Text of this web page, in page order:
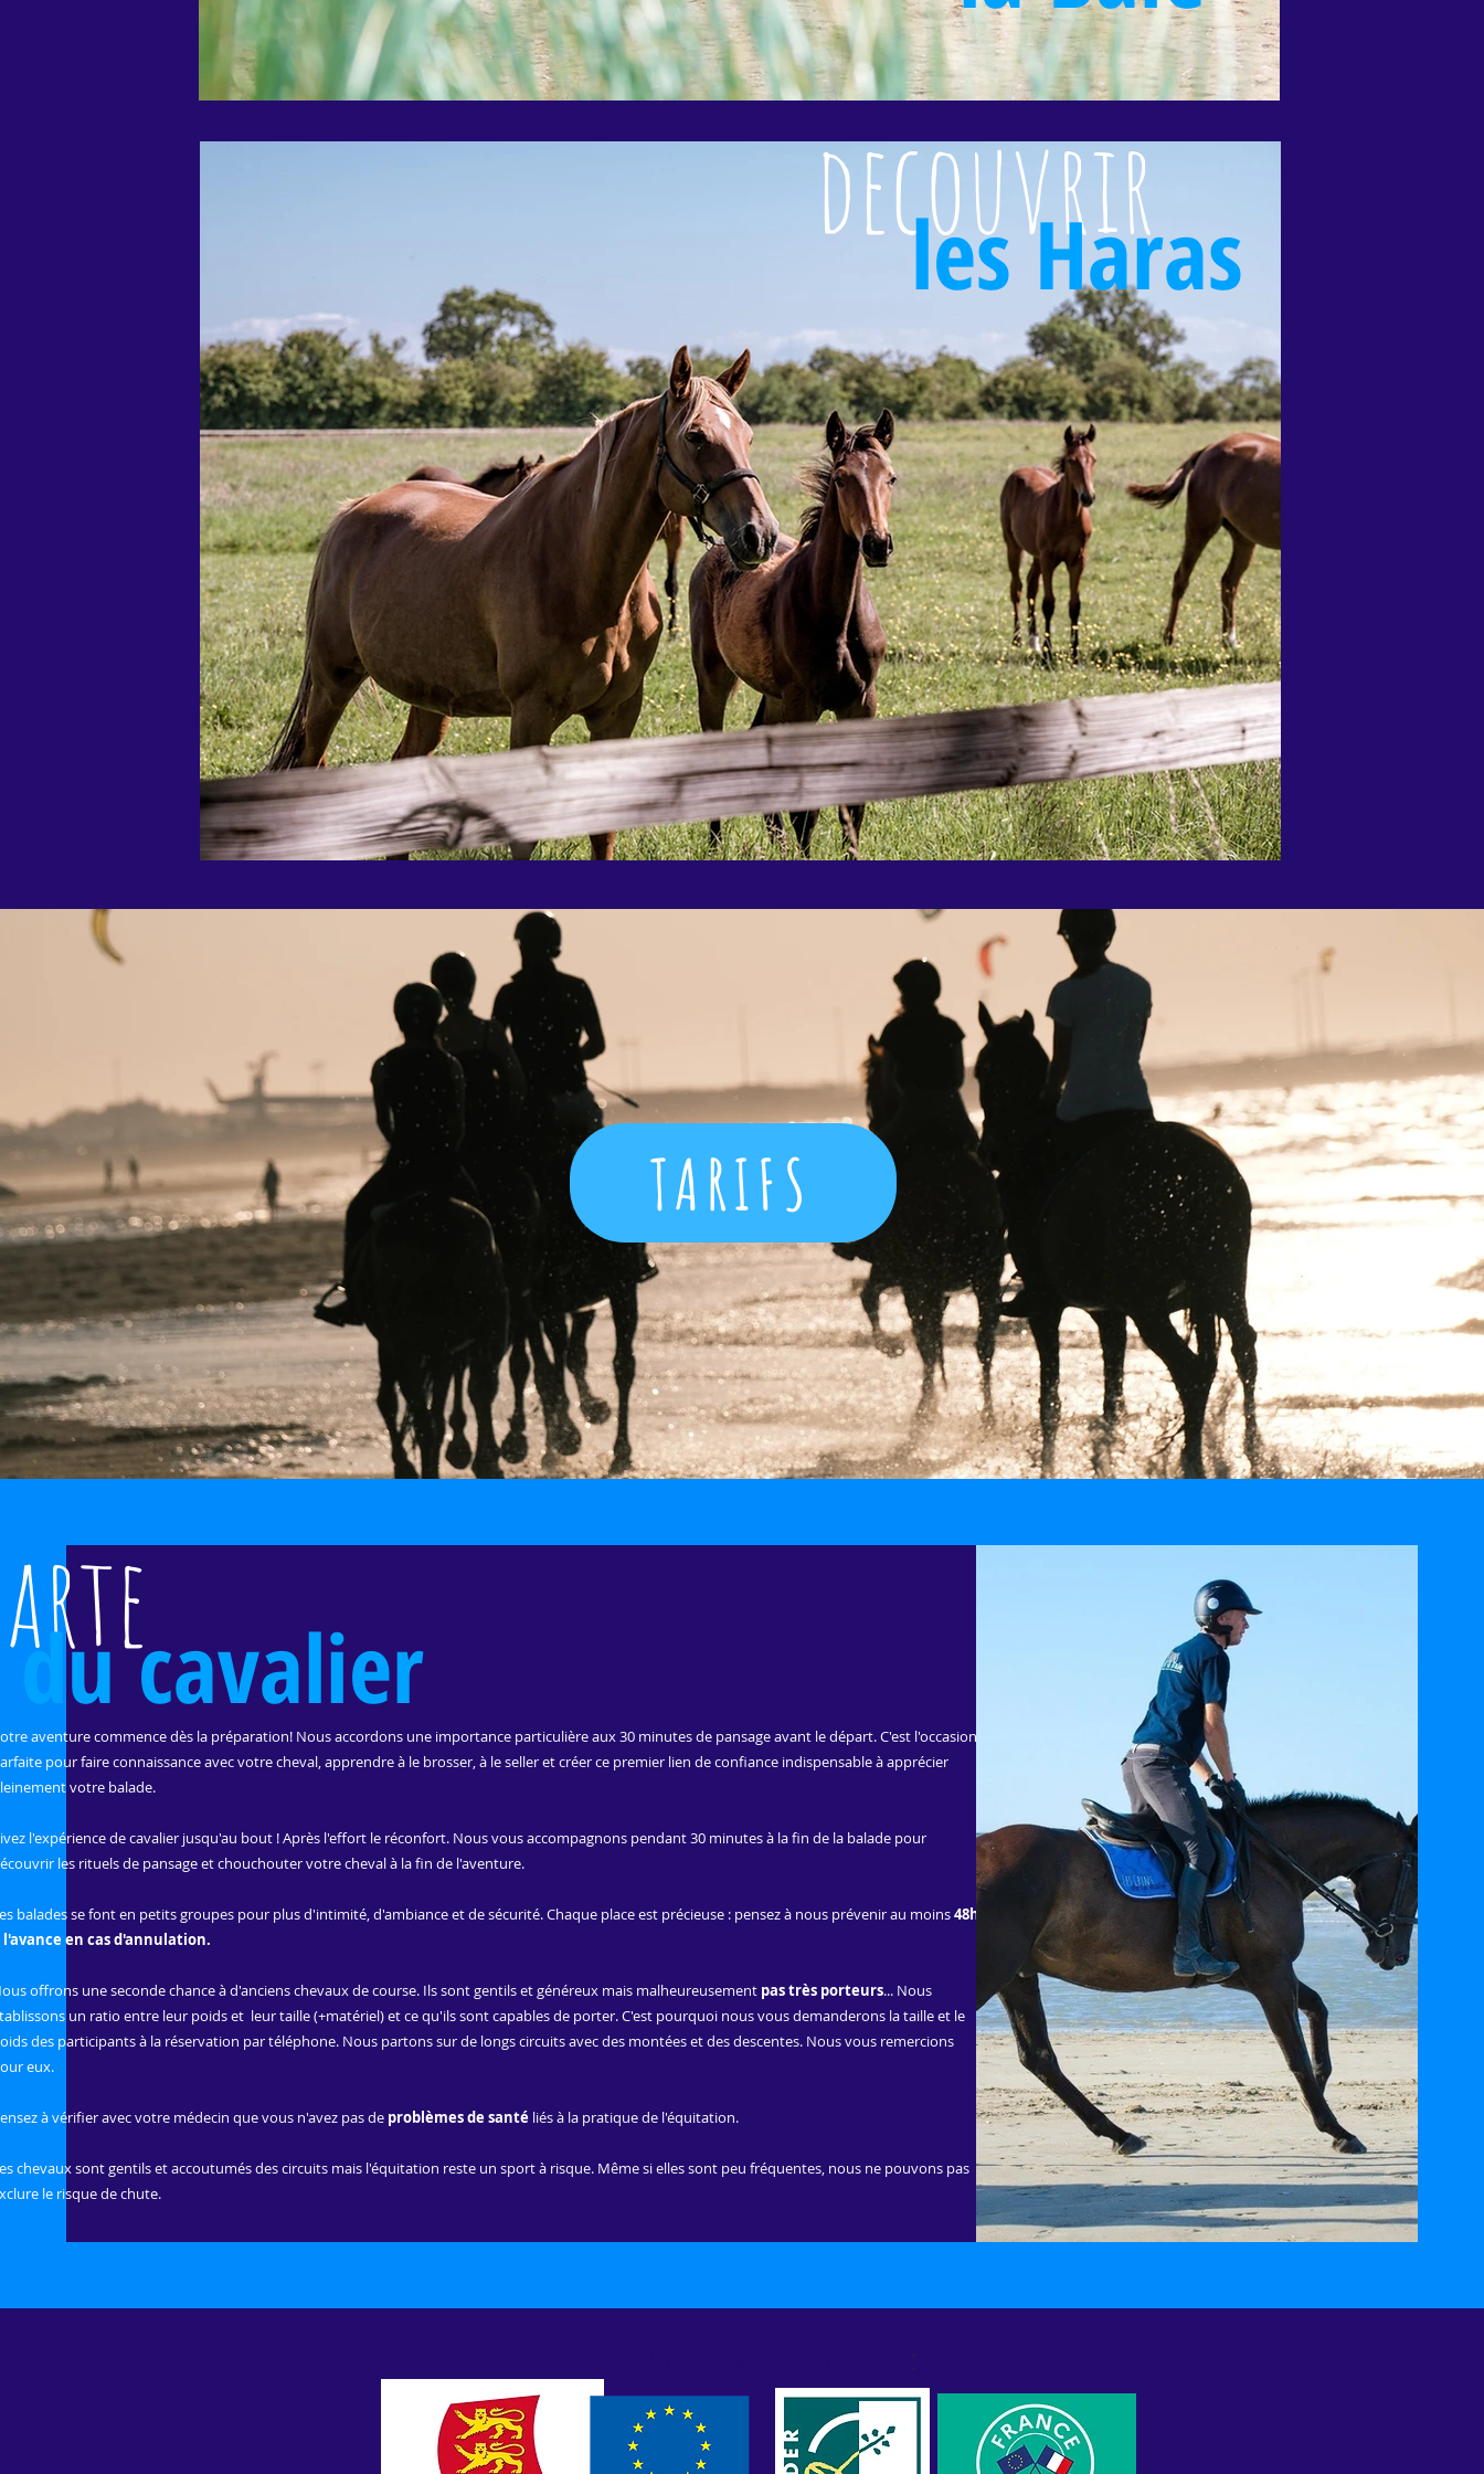
decouvrir
les Haras
TARIFS
du cavalier
aventure commence dès la préparation! Nous accordons une importance particulière aux 30 minutes de pansage avant le départ. C'est l'occasion
pour faire connaissance avec votre cheval, apprendre à le brosser, à le seller et créer ce premier lien de confiance indispensable à apprécier
votre balade.
l'expérience de cavalier jusqu'au bout ! Après l'effort le réconfort. Nous vous accompagnons pendant 30 minutes à la fin de la balade pour
les rituels de pansage et chouchouter votre cheval à la fin de l'aventure.
balades se font en petits groupes pour plus d'intimité, d'ambiance et de sécurité. Chaque place est précieuse : pensez à nous prévenir au moins48h
l'avance en cas d'annulation.
offrons une seconde chance à d'anciens chevaux de course. Ils sont gentils et généreux mais malheureusementpas très porteurs... Nous
un ratio entre leur poids et leur taille (+matériel) et ce qu'ils sont capables de porter. C'est pourquoi nous vous demanderons la taille et le
des participants à la réservation par téléphone. Nous partons sur de longs circuits avec des montées et des descentes. Nous vous remercions
eux.
à vérifier avec votre médecin que vous n'avez pas de problèmes de santé liés à la pratique de l'équitation.
chevaux sont gentils et accoutumés des circuits mais l'équitation reste un sport à risque. Même si elles sont peu fréquentes, nous ne pouvons pas
le risque de chute.
: